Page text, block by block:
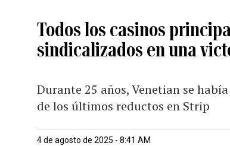
Todos los casinos
sindicalizados en una
Durante 25 años, Venetian se
de los últimos reductos en Strip
4 de agosto de 2025 - 8:41 AM